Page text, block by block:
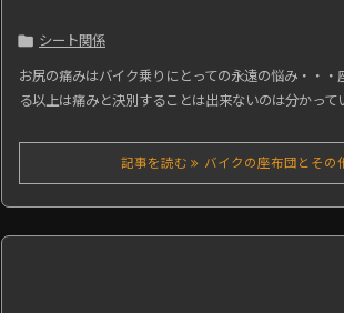
 シート関係
お尻の痛みはバイク乗りにとっての永遠の悩み・・・
る以上は痛みと決別することは出来ないのは分かって
記事を読む バイクの座布団とその